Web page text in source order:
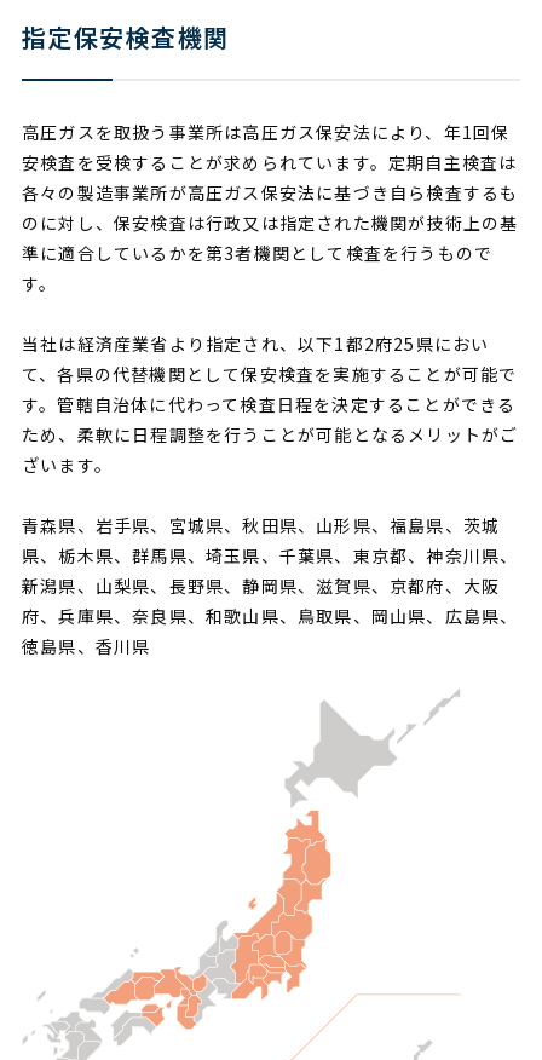
指定保安検査機関
高圧ガスを取扱う事業所は高圧ガス保安法により、年1回保
安検査を受検することが求められています。定期自主検査は
各々の製造事業所が高圧ガス保安法に基づき自ら検査するも
のに対し、保安検査は行政又は指定された機関が技術上の基
準に適合しているかを第3者機関として検査を行うもので
す。
当社は経済産業省より指定され、以下1都2府25県におい
て、各県の代替機関として保安検査を実施することが可能で
す。管轄自治体に代わって検査日程を決定することができる
ため、柔軟に日程調整を行うことが可能となるメリットがご
ざいます。
青森県、岩手県、宮城県、秋田県、山形県、福島県、茨城
県、栃木県、群馬県、埼玉県、千葉県、東京都、神奈川県、
新潟県、山梨県、長野県、静岡県、滋賀県、京都府、大阪
府、兵庫県、奈良県、和歌山県、鳥取県、岡山県、広島県、
徳島県、香川県